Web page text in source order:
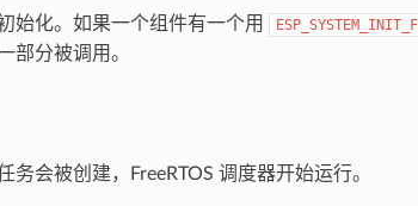
始化。如果一个组件有一个用
部分被调用。
会被创建，FreeRTOS 调度器开始运行。